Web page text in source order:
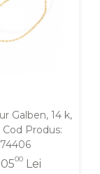
Galben, 14 k,
Cod Produs:
00Lei